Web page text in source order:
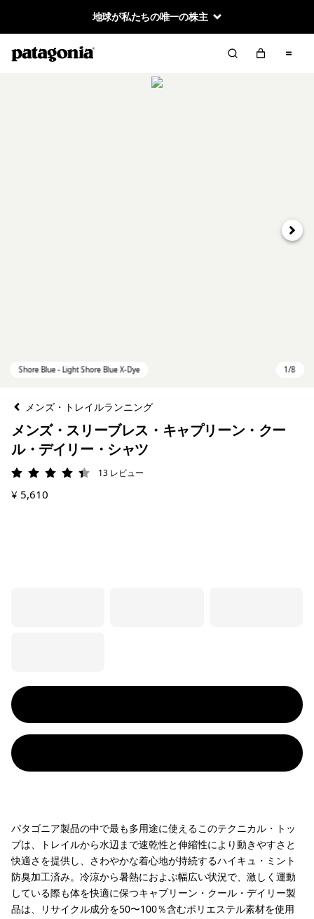
地球が私たちの唯一の株主
次へ
メンズ・トレイルランニング
メンズ・スリーブレス・キャプリーン・クー
ル・デイリー・シャツ
評価: 4.4 / 5
13 レビュー
¥ 5,610
パタゴニア製品の中で最も多用途に使えるこのテクニカル・トッ
プは、トレイルから水辺まで速乾性と伸縮性により動きやすさと
快適さを提供し、さわやかな着心地が持続するハイキュ・ミント
防臭加工済み。冷涼から暑熱におよぶ幅広い状況で、激しく運動
している際も体を快適に保つキャプリーン・クール・デイリー製
品は、リサイクル成分を50〜100％含むポリエステル素材を使用